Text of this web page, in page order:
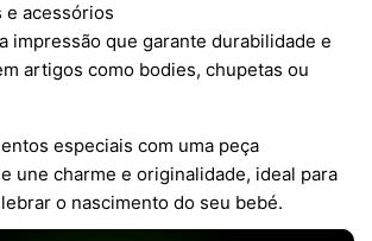
e acessórios
impressão que garante durabilidade e
artigos como bodies, chupetas ou
especiais com uma peça
une charme e originalidade, ideal para
o nascimento do seu bebé.